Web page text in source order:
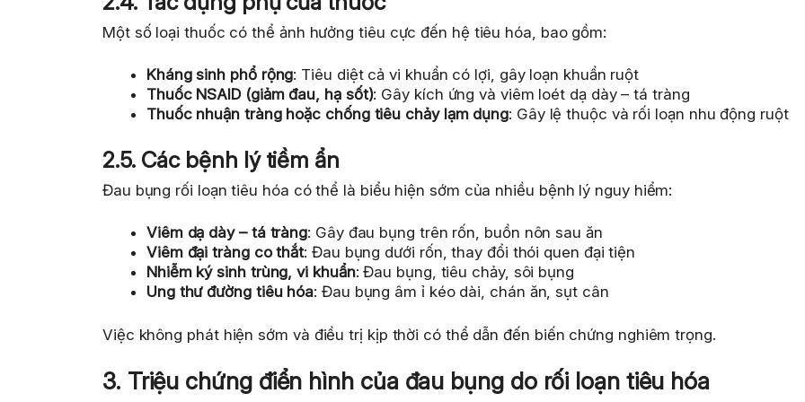
Một số loại thuốc có thể ảnh hưởng tiêu cực đến hệ tiêu hóa, bao gồm:
Kháng sinh phổ rộng: Tiêu diệt cả vi khuẩn có lợi, gây loạn khuẩn ruột
Thuốc NSAID (giảm đau, hạ sốt): Gây kích ứng và viêm loét dạ dày – tá tràng
Thuốc nhuận tràng hoặc chống tiêu chảy lạm dụng: Gây lệ thuộc và rối loạn nhu động ruột
2.5. Các bệnh lý tiềm ẩn
Đau bụng rối loạn tiêu hóa có thể là biểu hiện sớm của nhiều bệnh lý nguy hiểm:
Viêm dạ dày – tá tràng: Gây đau bụng trên rốn, buồn nôn sau ăn
Viêm đại tràng co thắt: Đau bụng dưới rốn, thay đổi thói quen đại tiện
Nhiễm ký sinh trùng, vi khuẩn: Đau bụng, tiêu chảy, sôi bụng
Ung thư đường tiêu hóa: Đau bụng âm ỉ kéo dài, chán ăn, sụt cân
Việc không phát hiện sớm và điều trị kịp thời có thể dẫn đến biến chứng nghiêm trọng.
3. Triệu chứng điển hình của đau bụng do rối loạn tiêu hóa